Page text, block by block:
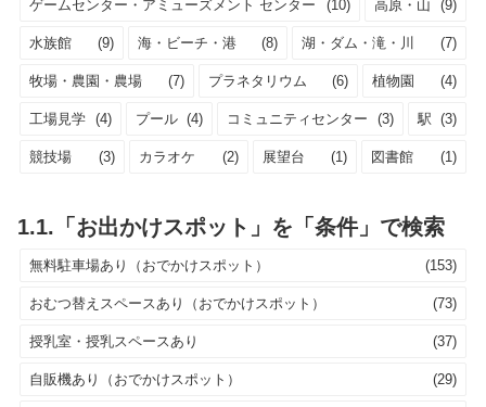
ゲームセンター・アミューズメント センター (10) 高原・山 (9)
水族館 (9) 海・ビーチ・港 (8) 湖・ダム・滝・川 (7)
牧場・農園・農場 (7) プラネタリウム (6) 植物園 (4)
工場見学 (4) プール (4) コミュニティセンター (3) 駅 (3)
競技場 (3) カラオケ (2) 展望台 (1) 図書館 (1)
1.1.「お出かけスポット」を「条件」で検索
無料駐車場あり（おでかけスポット） (153)
おむつ替えスペースあり（おでかけスポット） (73)
授乳室・授乳スペースあり (37)
自販機あり（おでかけスポット） (29)